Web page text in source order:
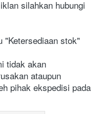
silahkan hubungi
"Ketersediaan stok"
tidak akan
ataupun
pihak ekspedisi pada